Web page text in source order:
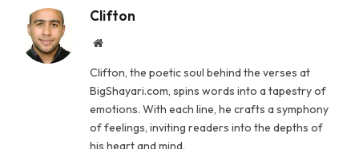
Clifton
Website
Clifton, the poetic soul behind the verses at
BigShayari.com, spins words into a tapestry of
emotions. With each line, he crafts a symphony
of feelings, inviting readers into the depths of
his heart and mind.